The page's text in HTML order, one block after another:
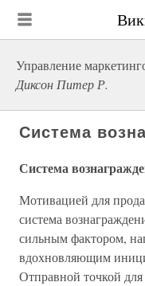
Управление
Диксон Питер Р.
Система
Система
Мотивацией для
система
сильным фактором,
вдохновляющим
Отправной точкой